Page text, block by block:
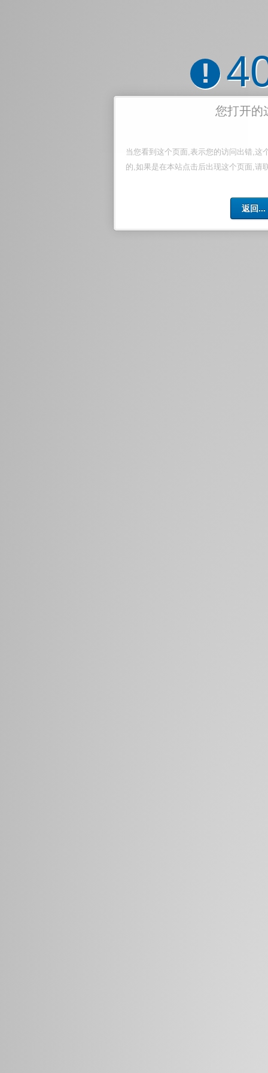
!
您打开的
当您看到这个页面,表示您的访问出错,这
的,如果是在本站点击后出现这个页面,请
返回...